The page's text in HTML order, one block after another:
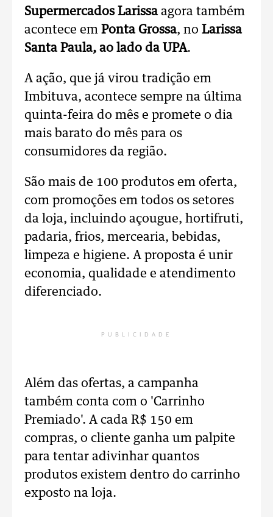
Supermercados Larissaagora também
acontece em Ponta Grossa, no Larissa
Santa Paula, ao lado da UPA.
A ação, que já virou tradição em
Imbituva, acontece sempre na última
quinta-feira do mês e promete o dia
mais barato do mês para os
consumidores da região.
São mais de 100 produtos em oferta,
com promoções em todos os setores
da loja, incluindo açougue, hortifruti,
padaria, frios, mercearia, bebidas,
limpeza e higiene. A proposta é unir
economia, qualidade e atendimento
diferenciado.
PUBLICIDADE
Além das ofertas, a campanha
também conta com o 'Carrinho
Premiado'. A cada R$ 150 em
compras, o cliente ganha um palpite
para tentar adivinhar quantos
produtos existem dentro do carrinho
exposto na loja.